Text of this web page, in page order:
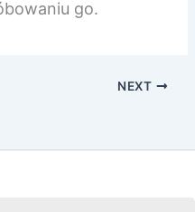
go.
NEXT